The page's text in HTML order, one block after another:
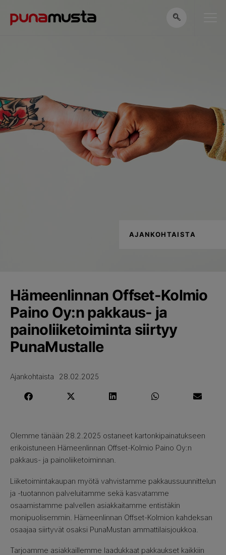
AJANKOHTAISTA
Hämeenlinnan Offset-Kolmio
Paino Oy:n pakkaus- ja
painoliiketoiminta siirtyy
PunaMustalle
Ajankohtaista 28.02.2025
Olemme tänään 28.2.2025 ostaneet kartonkipainatukseen
erikoistuneen Hämeenlinnan Offset-Kolmio Paino Oy:n
pakkaus- ja painoliiketoiminnan.
Liiketoimintakaupan myötä vahvistamme pakkaussuunnittelun
ja -tuotannon palveluitamme sekä kasvatamme
osaamistamme palvellen asiakkaitamme entistäkin
monipuolisemmin. Hämeenlinnan Offset-Kolmion kahdeksan
osaajaa siirtyvät osaksi PunaMustan ammattilaisjoukkoa.
Tarjoamme asiakkaillemme laadukkaat pakkaukset kaikkiin